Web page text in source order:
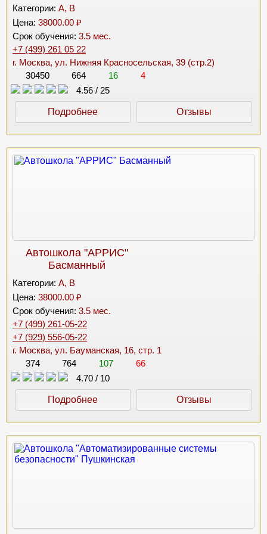
Категории: A, B
Цена: 38000.00 ₽
Срок обучения: 3.5 мес.
+7 (499) 261 05 22
г. Москва, ул. Нижняя Красносельская, 39 (стр.2)
30450
664 16
4
4.56 / 25
Подробнее Отзывы
Автошкола "АРРИС"
Басманный
Категории: A, B
Цена: 38000.00 ₽
Срок обучения: 3.5 мес.
+7 (499) 261-05-22
+7 (929) 556-05-22
г. Москва, ул. Бауманская, 16, стр. 1
374
764 107
66
4.70 / 10
Подробнее Отзывы